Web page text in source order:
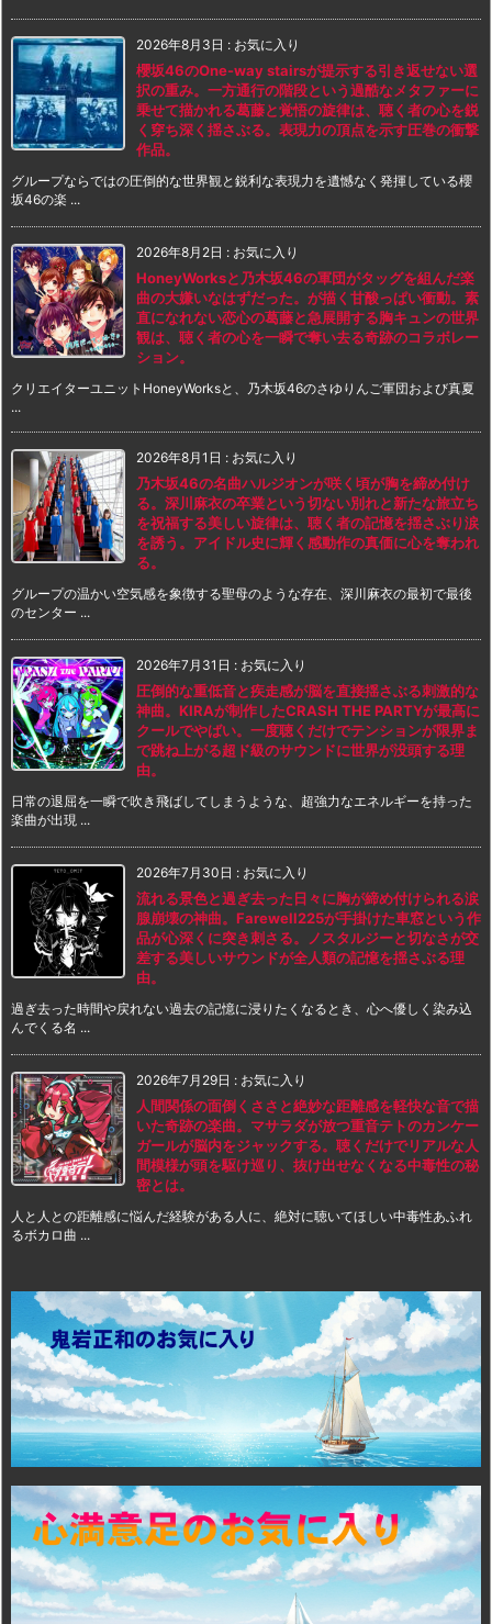
2026年8月3日 : お気に入り
櫻坂46のOne-way stairsが提示する引き返せない選
択の重み。一方通行の階段という過酷なメタファーに
乗せて描かれる葛藤と覚悟の旋律は、聴く者の心を鋭
く穿ち深く揺さぶる。表現力の頂点を示す圧巻の衝撃
作品。
グループならではの圧倒的な世界観と鋭利な表現力を遺憾なく発揮している櫻
坂46の楽 ...
2026年8月2日 : お気に入り
HoneyWorksと乃木坂46の軍団がタッグを組んだ楽
曲の大嫌いなはずだった。が描く甘酸っぱい衝動。素
直になれない恋心の葛藤と急展開する胸キュンの世界
観は、聴く者の心を一瞬で奪い去る奇跡のコラボレー
ション。
クリエイターユニットHoneyWorksと、乃木坂46のさゆりんご軍団および真夏
...
2026年8月1日 : お気に入り
乃木坂46の名曲ハルジオンが咲く頃が胸を締め付け
る。深川麻衣の卒業という切ない別れと新たな旅立ち
を祝福する美しい旋律は、聴く者の記憶を揺さぶり涙
を誘う。アイドル史に輝く感動作の真価に心を奪われ
る。
グループの温かい空気感を象徴する聖母のような存在、深川麻衣の最初で最後
のセンター ...
2026年7月31日 : お気に入り
圧倒的な重低音と疾走感が脳を直接揺さぶる刺激的な
神曲。KIRAが制作したCRASH THE PARTYが最高に
クールでやばい。一度聴くだけでテンションが限界ま
で跳ね上がる超ド級のサウンドに世界が没頭する理
由。
日常の退屈を一瞬で吹き飛ばしてしまうような、超強力なエネルギーを持った
楽曲が出現 ...
2026年7月30日 : お気に入り
流れる景色と過ぎ去った日々に胸が締め付けられる涙
腺崩壊の神曲。Farewell225が手掛けた車窓という作
品が心深くに突き刺さる。ノスタルジーと切なさが交
差する美しいサウンドが全人類の記憶を揺さぶる理
由。
過ぎ去った時間や戻れない過去の記憶に浸りたくなるとき、心へ優しく染み込
んでくる名 ...
2026年7月29日 : お気に入り
人間関係の面倒くささと絶妙な距離感を軽快な音で描
いた奇跡の楽曲。マサラダが放つ重音テトのカンケー
ガールが脳内をジャックする。聴くだけでリアルな人
間模様が頭を駆け巡り、抜け出せなくなる中毒性の秘
密とは。
人と人との距離感に悩んだ経験がある人に、絶対に聴いてほしい中毒性あふれ
るボカロ曲 ...